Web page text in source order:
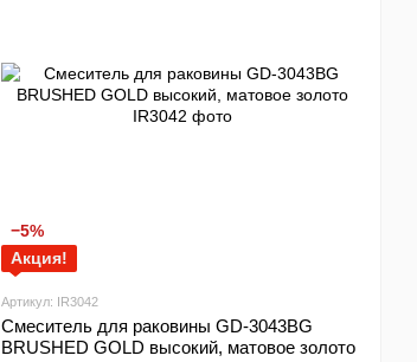
−5%
Акция!
Артикул: IR3042
Смеситель для раковины GD-3043BG
BRUSHED GOLD высокий, матовое золото